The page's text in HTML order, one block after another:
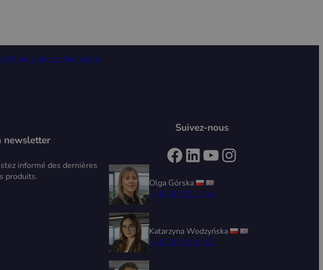
Politique de confidentialité
newsletter
informé des dernières
produits.
Suivez-nous
Facebook LinkedIn YouTube Instagram
Olga Górska
+48 690 512 414
Katarzyna Wodzyńska
+48 539 314 031